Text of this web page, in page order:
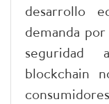
desarrollo
demanda
seguridad
blockchain